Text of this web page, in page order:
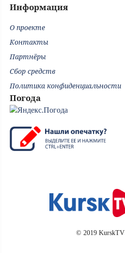
Информация
О проекте
Контакты
Партнёры
Сбор средств
Политика конфиденциальности
Погода
© 2019 KurskTV